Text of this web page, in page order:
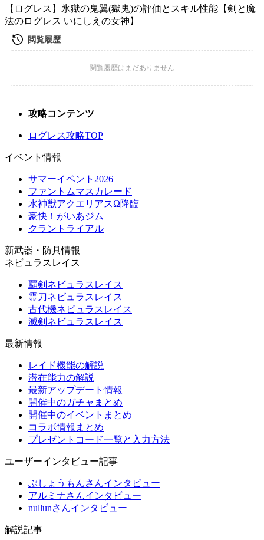
【ログレス】氷獄の鬼翼(獄鬼)の評価とスキル性能【剣と魔
法のログレス いにしえの女神】
攻略コンテンツ
ログレス攻略TOP
イベント情報
サマーイベント2026
ファントムマスカレード
水神獣アクエリアスΩ降臨
豪快！がいあジム
クラントライアル
新武器・防具情報
ネビュラスレイス
覇剣ネビュラスレイス
霊刀ネビュラスレイス
古代機ネビュラスレイス
滅剣ネビュラスレイス
最新情報
レイド機能の解説
潜在能力の解説
最新アップデート情報
開催中のガチャまとめ
開催中のイベントまとめ
コラボ情報まとめ
プレゼントコード一覧と入力方法
ユーザーインタビュー記事
ぶしょうもんさんインタビュー
アルミナさんインタビュー
nullunさんインタビュー
解説記事